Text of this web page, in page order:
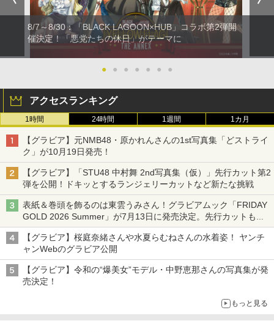
8/7～8/30：「BLACK LAGOON×HUB」コラボ第2弾開
催決定！「悪党たちの休日」がテーマに
● ● ● ● ● ● ●
アクセスランキング
1時間 24時間 1週間 1カ月
【グラビア】元NMB48・原かれんさんの1st写真集「どストライ
ク」が10月19日発売！
【グラビア】「STU48 中村舞 2nd写真集（仮）」先行カット第2
弾を公開！ドキッとするランジェリーカットなど新たな挑戦
表紙＆巻頭を飾るのは東雲うみさん！グラビアムック「FRIDAY
GOLD 2026 Summer」が7月13日に発売決定。先行カットも公
開
【グラビア】桜庭奈緒さんや水夏らむねさんの水着姿！ ヤンチ
ャンWebのグラビア公開
【グラビア】令和の“爆美女”モデル・中野恵那さんの写真集が発
売決定！
もっと見る